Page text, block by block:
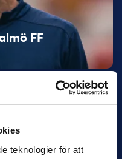
teknologier för att
FF